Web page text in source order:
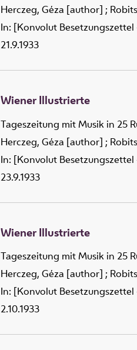
Herczeg, Géza [author] ;
In: [Konvolut
21.9.1933
Wiener Illustrierte
Tageszeitung mit Musik in 25
Herczeg, Géza [author] ;
In: [Konvolut
23.9.1933
Wiener Illustrierte
Tageszeitung mit Musik in 25
Herczeg, Géza [author] ;
In: [Konvolut
2.10.1933